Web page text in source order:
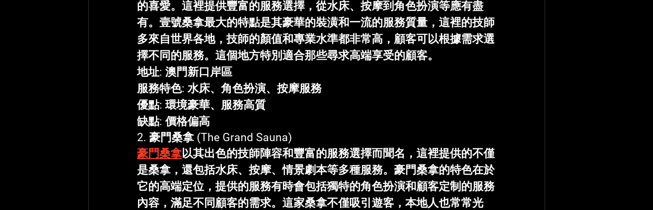
的喜愛。這裡提供豐富的服務選擇，從水床、按摩到角色扮演等應有盡
有。壹號桑拿最大的特點是其豪華的裝潢和一流的服務質量，這裡的技師
多來自世界各地，技師的顏值和專業水準都非常高，顧客可以根據需求選
擇不同的服務。這個地方特別適合那些尋求高端享受的顧客。
地址: 澳門新口岸區
服務特色: 水床、角色扮演、按摩服務
優點: 環境豪華、服務高質
缺點: 價格偏高
2. 豪門桑拿 (The Grand Sauna)
豪門桑拿以其出色的技師陣容和豐富的服務選擇而聞名，這裡提供的不僅
是桑拿，還包括水床、按摩、情景劇本等多種服務。豪門桑拿的特色在於
它的高端定位，提供的服務有時會包括獨特的角色扮演和顧客定制的服務
內容，滿足不同顧客的需求。這家桑拿不僅吸引遊客，本地人也常常光